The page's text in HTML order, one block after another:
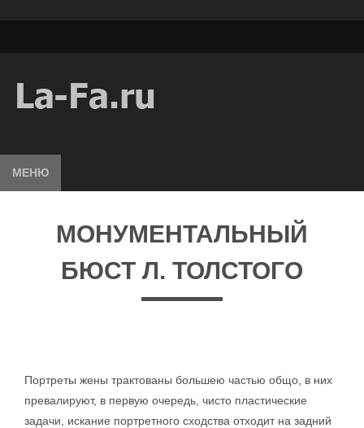
МЕНЮ
МОНУМЕНТАЛЬНЫЙ
БЮСТ Л. ТОЛСТОГО
Портреты жены трактованы большею частью общо, в них
превалируют, в первую очередь, чисто пластические
задачи, искание портретного сходства отходит на задний